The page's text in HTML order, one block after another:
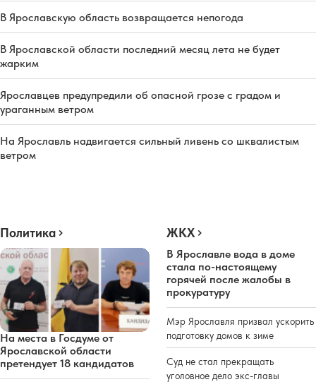
В Ярославскую область возвращается непогода
В Ярославской области последний месяц лета не будет
жарким
Ярославцев предупредили об опасной грозе с градом и
ураганным ветром
На Ярославль надвигается сильный ливень со шквалистым
ветром
Политика
На места в Госдуме от
Ярославской области
претендует 18 кандидатов
ЖКХ
В Ярославле вода в доме
стала по-настоящему
горячей после жалобы в
прокуратуру
Мэр Ярославля призвал ускорить
подготовку домов к зиме
Суд не стал прекращать
уголовное дело экс-главы